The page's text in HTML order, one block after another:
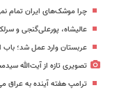
چرا موشک‌های ایران تمام
عالیشاه، پورعلی‌گنجی و
عربستان وارد عمل شد؛
تصویری تازه از آیت‌الله
ترامپ هفته آینده به عراق